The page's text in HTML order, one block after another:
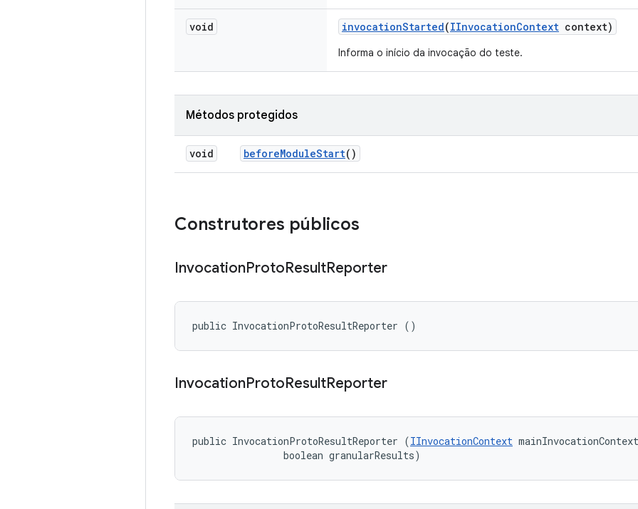
void invocationStarted(IInvocationContext context)
Informa o início da invocação do teste.
Métodos protegidos
void beforeModuleStart()
Construtores públicos
InvocationProtoResultReporter
public InvocationProtoResultReporter ()
InvocationProtoResultReporter
public InvocationProtoResultReporter (IInvocationContext
                boolean granularResults)